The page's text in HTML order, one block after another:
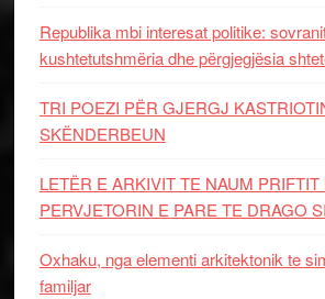
Republika mbi interesat politike:
kushtetutshmëria dhe përgjegjësia
TRI POEZI PËR GJERGJ
SKËNDERBEUN
LETËR E ARKIVIT TE NAUM PRIFTIT
PERVJETORIN E PARE TE DRAGO
Oxhaku, nga elementi arkitektonik te
familjar